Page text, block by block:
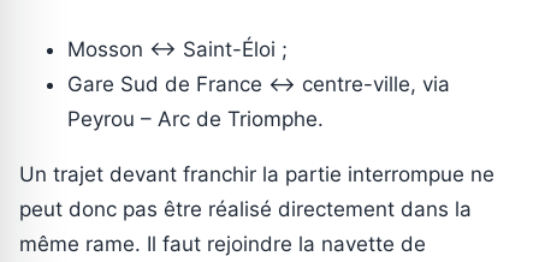
Mosson ↔ Saint-Éloi ;
Gare Sud de France ↔ centre-ville, via
Peyrou – Arc de Triomphe.
Un trajet devant franchir la partie interrompue ne
peut donc pas être réalisé directement dans la
même rame. Il faut rejoindre la navette de